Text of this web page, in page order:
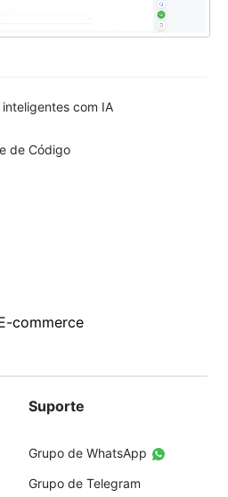
com IA
de Código
commerce
Suporte
Grupo de WhatsApp
Grupo de Telegram